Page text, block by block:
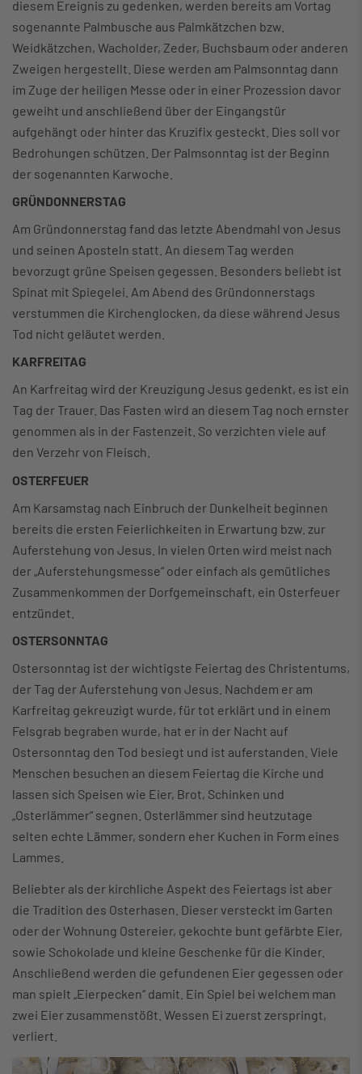
diesem Ereignis zu gedenken, werden bereits am Vortag
sogenannte Palmbusche aus Palmkätzchen bzw.
Weidkätzchen, Wacholder, Zeder, Buchsbaum oder anderen
Zweigen hergestellt. Diese werden am Palmsonntag dann
im Zuge der heiligen Messe oder in einer Prozession davor
geweiht und anschließend über der Eingangstür
aufgehängt oder hinter das Kruzifix gesteckt. Dies soll vor
Bedrohungen schützen. Der Palmsonntag ist der Beginn
der sogenannten Karwoche.
GRÜNDONNERSTAG
Am Gründonnerstag fand das letzte Abendmahl von Jesus
und seinen Aposteln statt. An diesem Tag werden
bevorzugt grüne Speisen gegessen. Besonders beliebt ist
Spinat mit Spiegelei. Am Abend des Gründonnerstags
verstummen die Kirchenglocken, da diese während Jesus
Tod nicht geläutet werden.
KARFREITAG
An Karfreitag wird der Kreuzigung Jesus gedenkt, es ist ein
Tag der Trauer. Das Fasten wird an diesem Tag noch ernster
genommen als in der Fastenzeit. So verzichten viele auf
den Verzehr von Fleisch.
OSTERFEUER
Am Karsamstag nach Einbruch der Dunkelheit beginnen
bereits die ersten Feierlichkeiten in Erwartung bzw. zur
Auferstehung von Jesus. In vielen Orten wird meist nach
der „Auferstehungsmesse“ oder einfach als gemütliches
Zusammenkommen der Dorfgemeinschaft, ein Osterfeuer
entzündet.
OSTERSONNTAG
Ostersonntag ist der wichtigste Feiertag des Christentums,
der Tag der Auferstehung von Jesus. Nachdem er am
Karfreitag gekreuzigt wurde, für tot erklärt und in einem
Felsgrab begraben wurde, hat er in der Nacht auf
Ostersonntag den Tod besiegt und ist auferstanden. Viele
Menschen besuchen an diesem Feiertag die Kirche und
lassen sich Speisen wie Eier, Brot, Schinken und
„Osterlämmer“ segnen. Osterlämmer sind heutzutage
selten echte Lämmer, sondern eher Kuchen in Form eines
Lammes.
Beliebter als der kirchliche Aspekt des Feiertags ist aber
die Tradition des Osterhasen. Dieser versteckt im Garten
oder der Wohnung Ostereier, gekochte bunt gefärbte Eier,
sowie Schokolade und kleine Geschenke für die Kinder.
Anschließend werden die gefundenen Eier gegessen oder
man spielt „Eierpecken“ damit. Ein Spiel bei welchem man
zwei Eier zusammenstößt. Wessen Ei zuerst zerspringt,
verliert.